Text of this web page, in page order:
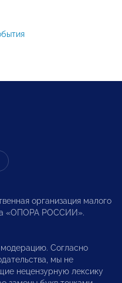
организация малого
«ОПОРА РОССИИ».
Согласно
мы не
нецензурную лексику